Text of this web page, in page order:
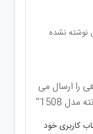
نشده
را ارسال می
1508”
کاربری خود